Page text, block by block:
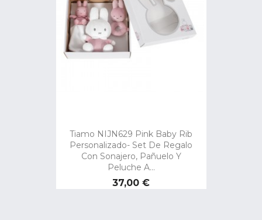
Tiamo NIJN629 Pink Baby Rib
Personalizado- Set De Regalo
Con Sonajero, Pañuelo Y
Peluche A...
Precio
37,00 €